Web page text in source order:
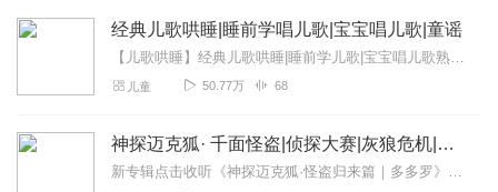
经典儿歌哄睡|睡前学唱儿歌|宝宝唱儿歌|童谣
【儿歌哄睡】经典儿歌哄睡|睡前学儿歌|宝宝唱儿歌熟悉轻快的旋律，朗朗上口的歌词，让孩子一秒爱上唱儿歌，在欢乐的氛围中寓教于乐，健康成长！*儿歌是对孩子开...
儿童 50.77万 68
神探迈克狐· 千面怪盗|侦探大赛|灰狼危机|多多罗
新专辑点击收听《神探迈克狐·怪盗归来篇｜多多罗》！！！>>>点击进入主播橱窗购买《神探迈克狐》系列图书吧!<<<多多罗故事【点击前往】收听多多罗其他好玩有趣的故...